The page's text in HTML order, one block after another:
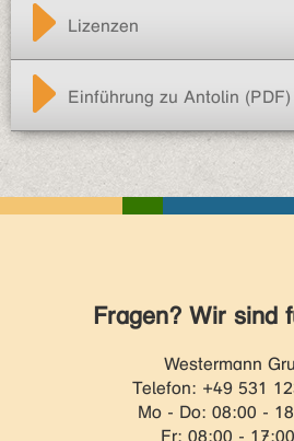
Lizenzen
Einführung zu Antolin (PDF)